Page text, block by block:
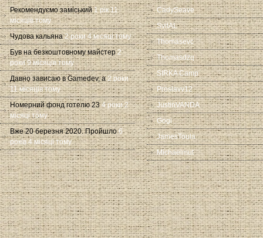
Рекомендуємо заміський 1 рік 11
місяців тому
Чудова кальяна 2 роки 4 місяці тому
Був на безкоштовному майстер 2
роки 9 місяців тому
Давно зависаю в Gamedev, а 2 роки
11 місяців тому
Номерний фонд готелю 23 4 роки 2
місяці тому
Вже 20 березня 2020. Пройшло 6
років 4 місяці тому
CadySeave
SvitAL
Thomasevc
Thomasdzq
SIRKA Camp
Proslavv12
JustinVANDA
Gogi
JamesToula
Michaelmut